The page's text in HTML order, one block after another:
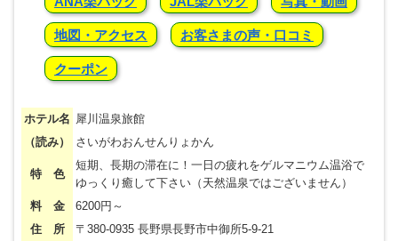
地図・アクセス お客さまの声・口コミ
クーポン
ホテル名 犀川温泉旅館
（読み）
さいがわおんせんりょかん
特 色
短期、長期の滞在に！一日の疲れをゲルマニウム温浴で
ゆっくり癒して下さい（天然温泉ではございません）
料 金
6200円～
住 所
〒380-0935 長野県長野市中御所5-9-21